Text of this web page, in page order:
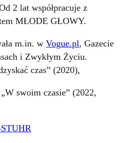
2 lat współpracuje z
MŁODE GŁOWY.
m.in. w Vogue.pl, Gazecie
i Zwykłym Życiu.
czas” (2020),
swoim czasie” (2022,